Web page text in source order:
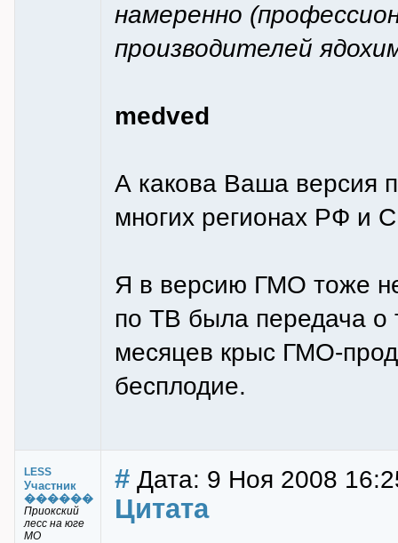
намеренно
производителей
medved
А какова Ваша версия
многих регионах РФ и
Я в версию ГМО тоже
по ТВ была передача о
месяцев крыс ГМО-
бесплодие.
LESS
Участник
������
Приокский
лесс на юге
МО
# Дата: 9 Ноя 2008
Цитата